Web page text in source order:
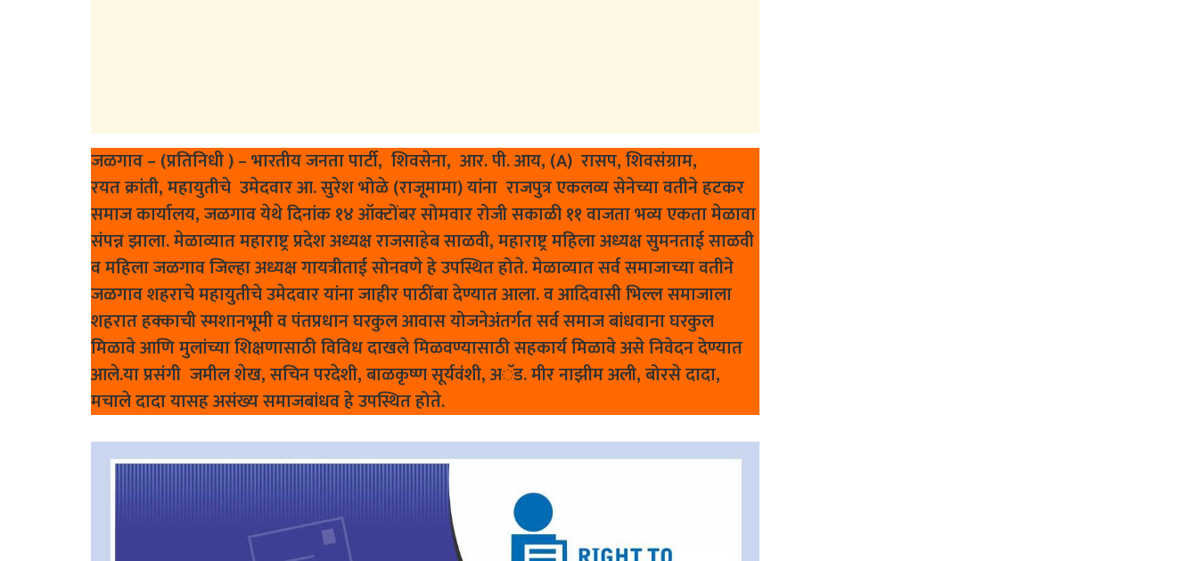
जळगाव – (प्रतिनिधी ) – भारतीय जनता पार्टी, शिवसेना, आर. पी. आय, (A) रासप, शिवसंग्राम,
रयत क्रांती, महायुतीचे उमेदवार आ. सुरेश भोळे (राजूमामा) यांना राजपुत्र एकलव्य सेनेच्या वतीने हटकर
समाज कार्यालय, जळगाव येथे दिनांक १४ ऑक्टोंबर सोमवार रोजी सकाळी ११ वाजता भव्य एकता मेळावा
संपन्न झाला. मेळाव्यात महाराष्ट्र प्रदेश अध्यक्ष राजसाहेब साळवी, महाराष्ट्र महिला अध्यक्ष सुमनताई साळवी
व महिला जळगाव जिल्हा अध्यक्ष गायत्रीताई सोनवणे हे उपस्थित होते. मेळाव्यात सर्व समाजाच्या वतीने
जळगाव शहराचे महायुतीचे उमेदवार यांना जाहीर पाठींबा देण्यात आला. व आदिवासी भिल्ल समाजाला
शहरात हक्काची स्मशानभूमी व पंतप्रधान घरकुल आवास योजनेअंतर्गत सर्व समाज बांधवाना घरकुल
मिळावे आणि मुलांच्या शिक्षणासाठी विविध दाखले मिळवण्यासाठी सहकार्य मिळावे असे निवेदन देण्यात
आले.या प्रसंगी जमील शेख, सचिन परदेशी, बाळकृष्ण सूर्यवंशी, अॅड. मीर नाझीम अली, बोरसे दादा,
मचाले दादा यासह असंख्य समाजबांधव हे उपस्थित होते.